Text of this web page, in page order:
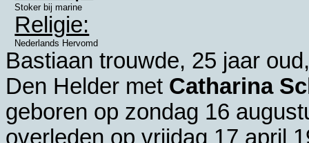
Stoker bij marine
Religie:
Nederlands Hervomd
Bastiaan trouwde, 25 jaar
Den Helder met Catharina
geboren op zondag 16
overleden op vrijdag 17 april